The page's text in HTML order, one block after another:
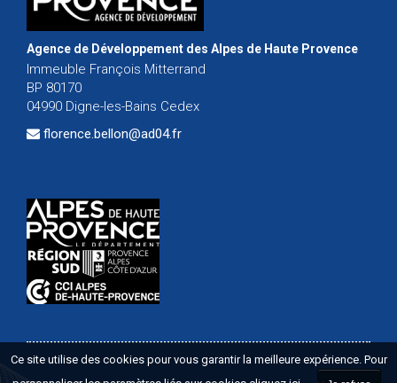
Agence de Développement des Alpes de Haute Provence
Immeuble François Mitterrand
BP 80170
04990 Digne-les-Bains Cedex
florence.bellon@ad04.fr
Ce site utilise des cookies pour vous garantir la meilleure expérience. Pour